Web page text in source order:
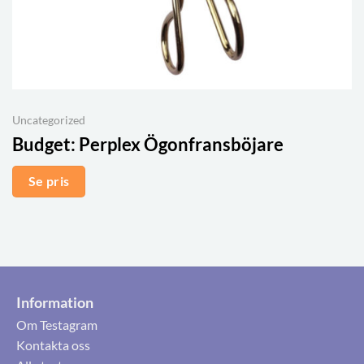
Uncategorized
Budget: Perplex Ögonfransböjare
Se pris
Information
Om Testagram
Kontakta oss